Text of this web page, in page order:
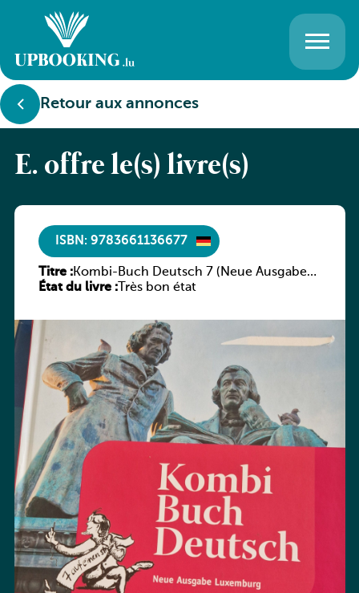
Retour aux annonces
E. offre le(s) livre(s)
ISBN: 9783661136677
Titre :Kombi-Buch Deutsch 7 (Neue Ausgabe
Luxemburg)
État du livre :Très bon état